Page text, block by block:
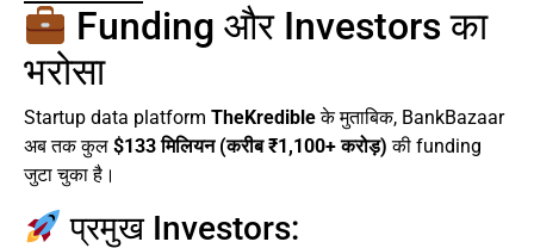
Funding और Investors का
भरोसा
Startup data platform TheKredibleके मुताबिक, BankBazaar
अब तक कुल $133 मिलियन (करीब ₹1,100+ करोड़) की funding
जुटा चुका है।
प्रमुख Investors: